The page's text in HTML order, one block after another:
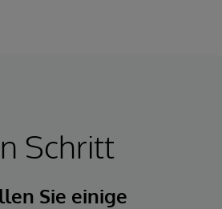
Schritt
Sie einige